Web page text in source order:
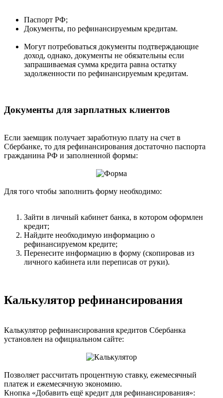
Паспорт РФ;
Документы, по рефинансируемым кредитам.
Могут потребоваться документы подтверждающие
доход, однако, документы не обязательны если
запрашиваемая сумма кредита равна остатку
задолженности по рефинансируемым кредитам.
Документы для зарплатных клиентов
Если заемщик получает заработную плату на счет в
Сбербанке, то для рефинансирования достаточно паспорта
гражданина РФ и заполненной формы:
Для того чтобы заполнить форму необходимо:
Зайти в личный кабинет банка, в котором оформлен
кредит;
Найдите необходимую информацию о
рефинансируемом кредите;
Перенесите информацию в форму (скопировав из
личного кабинета или переписав от руки).
Калькулятор рефинансирования
Калькулятор рефинансирования кредитов Сбербанка
установлен на официальном сайте:
Позволяет рассчитать процентную ставку, ежемесячный
платеж и ежемесячную экономию.
Кнопка «Добавить ещё кредит для рефинансирования»: